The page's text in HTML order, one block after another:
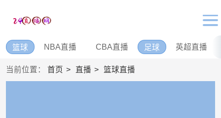
篮球 NBA直播 CBA直播 足球 英超直播
当前位置： 首页 直播 篮球直播